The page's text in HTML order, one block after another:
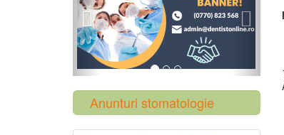
Anunturi stomatologie